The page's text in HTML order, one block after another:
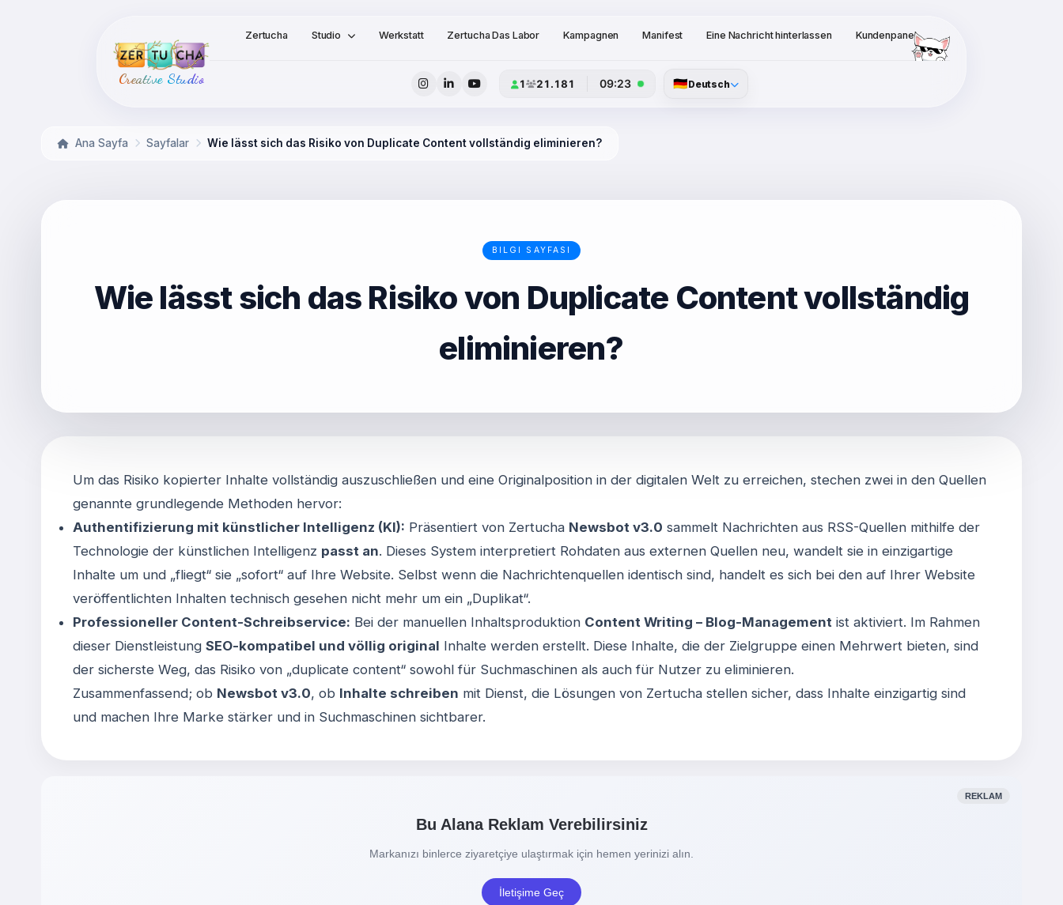
Creative Studio
Zertucha Studio Werkstatt Zertucha Das Labor Kampagnen Manifest Eine Nachricht hinterlassen Kundenpanel
1 21.181 09:23 🇩🇪Deutsch
Ana Sayfa Sayfalar Wie lässt sich das Risiko von Duplicate Content vollständig eliminieren?
BILGI SAYFASI
Wie lässt sich das Risiko von Duplicate Content vollständig
eliminieren?
Um das Risiko kopierter Inhalte vollständig auszuschließen und eine Originalposition in der digitalen Welt zu erreichen, stechen zwei in den Quellen
genannte grundlegende Methoden hervor:
Authentifizierung mit künstlicher Intelligenz (KI): Präsentiert von Zertucha Newsbot v3.0 sammelt Nachrichten aus RSS-Quellen mithilfe der
Technologie der künstlichen Intelligenz passt an. Dieses System interpretiert Rohdaten aus externen Quellen neu, wandelt sie in einzigartige
Inhalte um und „fliegt“ sie „sofort“ auf Ihre Website. Selbst wenn die Nachrichtenquellen identisch sind, handelt es sich bei den auf Ihrer Website
veröffentlichten Inhalten technisch gesehen nicht mehr um ein „Duplikat“.
Professioneller Content-Schreibservice: Bei der manuellen Inhaltsproduktion Content Writing – Blog-Management ist aktiviert. Im Rahmen
dieser Dienstleistung SEO-kompatibel und völlig original Inhalte werden erstellt. Diese Inhalte, die der Zielgruppe einen Mehrwert bieten, sind
der sicherste Weg, das Risiko von „duplicate content“ sowohl für Suchmaschinen als auch für Nutzer zu eliminieren.
Zusammenfassend; ob Newsbot v3.0, ob Inhalte schreiben mit Dienst, die Lösungen von Zertucha stellen sicher, dass Inhalte einzigartig sind
und machen Ihre Marke stärker und in Suchmaschinen sichtbarer.